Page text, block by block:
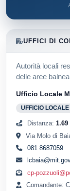
UFFICI DI
Autorità locali
delle aree
Ufficio Locale
UFFICIO
Distanza: 1.69
Via Molo di
081 8687059
cp-
Comandante: